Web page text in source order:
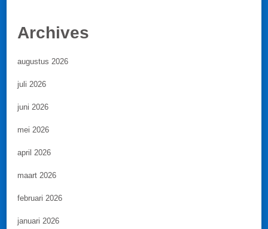
Archives
augustus 2026
juli 2026
juni 2026
mei 2026
april 2026
maart 2026
februari 2026
januari 2026